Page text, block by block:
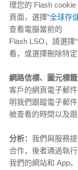
理您的 Flash
頁面，選擇“全球存
查看電腦當前的
Flash LSO，請選擇“
看，或選擇刪除特定
網路信標、圖元標籤
客戶的網頁電子郵
明我們跟蹤電子郵
被查看的時間以及
分析： 我們與服務
合作，後者通過執
我們的網站和 App